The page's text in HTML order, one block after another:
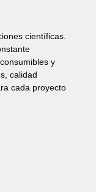
científicas.
y
calidad
cada proyecto